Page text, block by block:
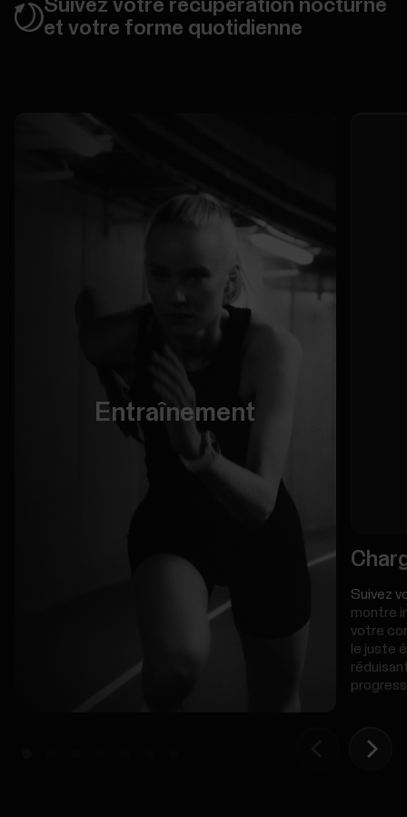
Suivez votre récupération nocturne
et votre forme quotidienne
Entraînement
Suivez
montre
votre
le juste